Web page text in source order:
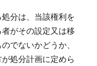
分は、当該権利を
がその設定又は移
でないかどうか、
処分計画に定めら